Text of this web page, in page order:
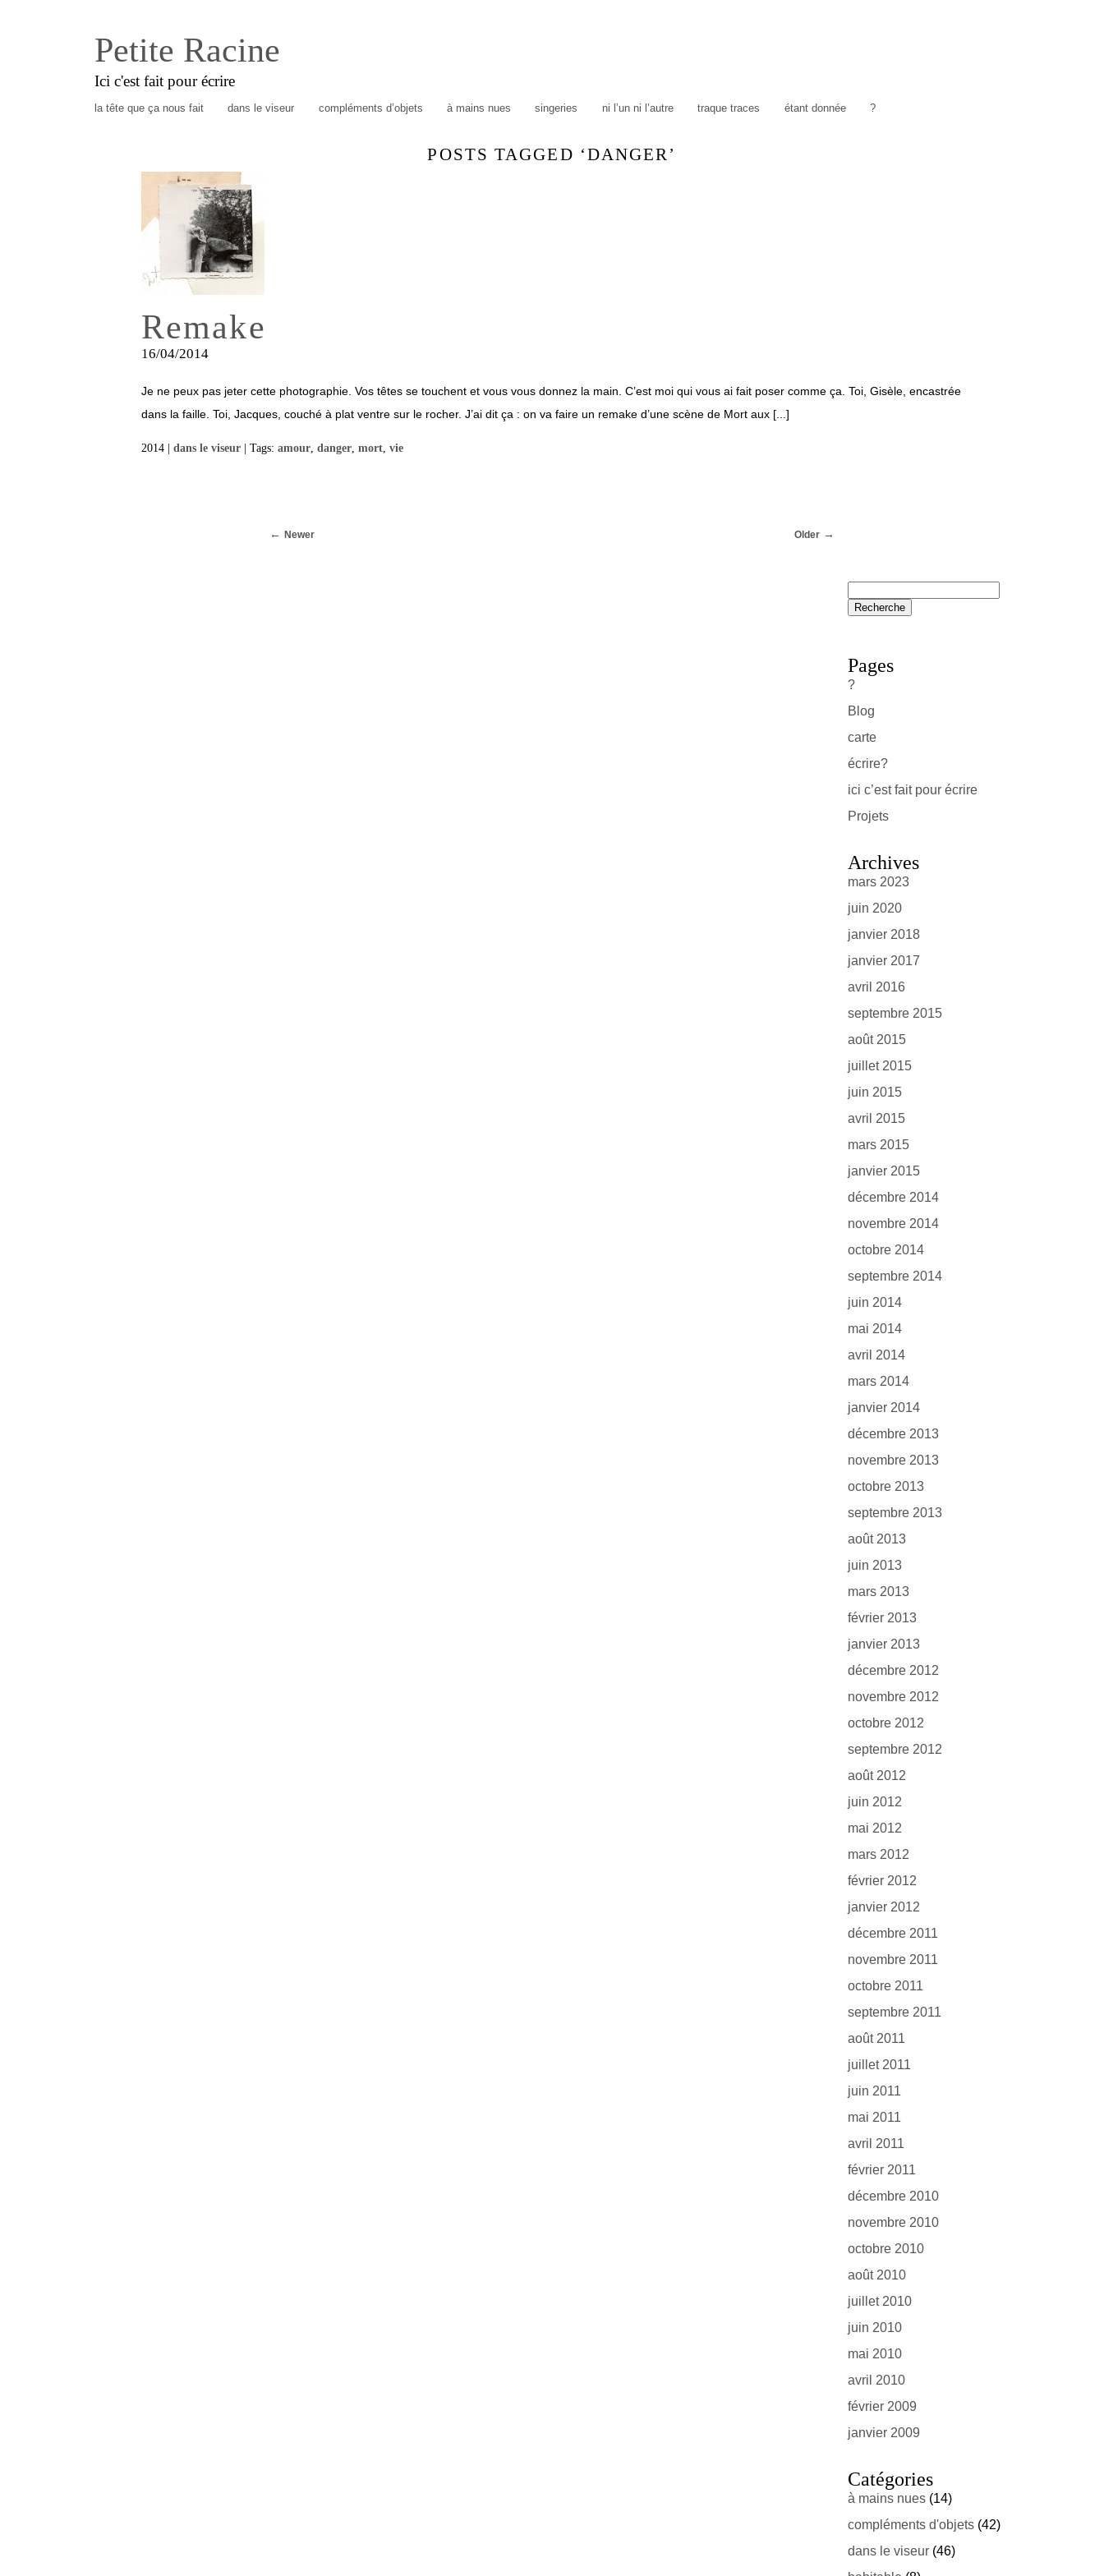
Petite Racine
Ici c'est fait pour écrire
la tête que ça nous fait dans le viseur compléments d’objets à mains nues singeries ni l’un ni l’autre traque traces étant donnée ?
POSTS TAGGED ‘DANGER’
Remake
16/04/2014
Je ne peux pas jeter cette photographie. Vos têtes se touchent et vous vous donnez la main. C’est moi qui vous ai fait poser comme ça. Toi, Gisèle, encastrée
dans la faille. Toi, Jacques, couché à plat ventre sur le rocher. J’ai dit ça : on va faire un remake d’une scène de Mort aux [...]
2014 | dans le viseur | Tags: amour danger mort vie
Newer Older
Pages
?
Blog
carte
écrire?
ici c’est fait pour écrire
Projets
Archives
mars 2023
juin 2020
janvier 2018
janvier 2017
avril 2016
septembre 2015
août 2015
juillet 2015
juin 2015
avril 2015
mars 2015
janvier 2015
décembre 2014
novembre 2014
octobre 2014
septembre 2014
juin 2014
mai 2014
avril 2014
mars 2014
janvier 2014
décembre 2013
novembre 2013
octobre 2013
septembre 2013
août 2013
juin 2013
mars 2013
février 2013
janvier 2013
décembre 2012
novembre 2012
octobre 2012
septembre 2012
août 2012
juin 2012
mai 2012
mars 2012
février 2012
janvier 2012
décembre 2011
novembre 2011
octobre 2011
septembre 2011
août 2011
juillet 2011
juin 2011
mai 2011
avril 2011
février 2011
décembre 2010
novembre 2010
octobre 2010
août 2010
juillet 2010
juin 2010
mai 2010
avril 2010
février 2009
janvier 2009
Catégories
à mains nues (14)
compléments d'objets (42)
dans le viseur (46)